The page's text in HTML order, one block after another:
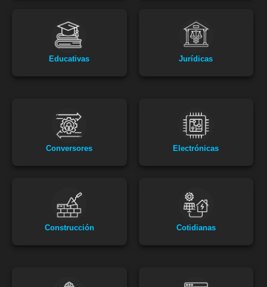
Educativas Jurídicas
Conversores Electrónicas
Construcción Cotidianas